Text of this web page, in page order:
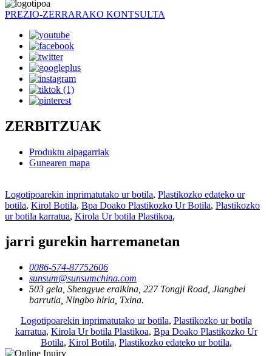
PREZIO-ZERRARAKO KONTSULTA
ZERBITZUAK
Produktu aipagarriak
Gunearen mapa
Logotipoarekin inprimatutako ur botila, Plastikozko edateko ur
botila, Kirol Botila, Bpa Doako Plastikozko Ur Botila, Plastikozko
ur botila karratua, Kirola Ur botila Plastikoa,
jarri gurekin harremanetan
0086-574-87752606
sunsum@sunsumchina.com
503 gela, Shengyue eraikina, 227 Tongji Road, Jiangbei
barrutia, Ningbo hiria, Txina.
Logotipoarekin inprimatutako ur botila, Plastikozko ur botila
karratua, Kirola Ur botila Plastikoa, Bpa Doako Plastikozko Ur
Botila, Kirol Botila, Plastikozko edateko ur botila,